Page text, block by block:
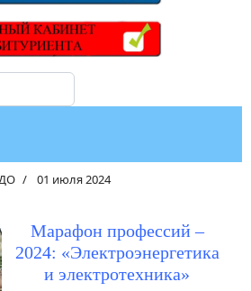
01 июля 2024
Марафон профессий –
2024: «Электроэнергетика
и электротехника»